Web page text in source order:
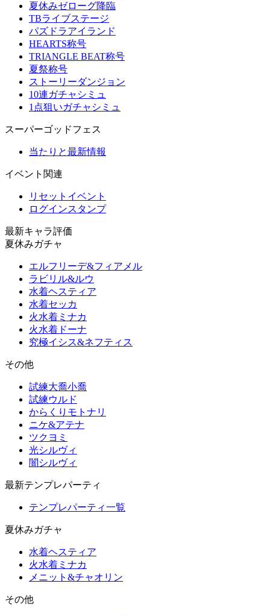
夏休みゼローグ降臨
TBライブステージ
パズドラアイランド
HEARTS称号
TRIANGLE BEAT称号
夏祭称号
ストーリーダンジョン
10連ガチャシミュ
1点狙いガチャシミュ
スーパーゴッドフェス
当たりと最新情報
イベント関連
リセットイベント
ログインスタンプ
最新キャラ評価
夏休みガチャ
エルフリーデ&フィアメル
ラビリル&ルウ
水着ヘスティア
水着セッカ
火水着ミナカ
火水着ドーナ
究極イシス&ネフティス
その他
試練大喬小喬
試練ウルド
からくりモトナリ
ニケ&アテナ
ツクヨミ
光シルヴィ
闇シルヴィ
最新テンプレパーティ
テンプレパーティ一覧
夏休みガチャ
水着ヘスティア
火水着ミナカ
メニット&チャオリン
その他